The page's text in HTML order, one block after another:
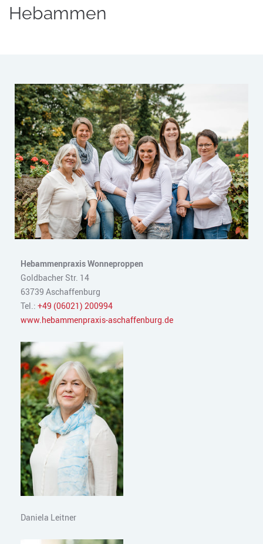
Hebammen
Hebammenpraxis Wonneproppen
Goldbacher Str. 14
63739 Aschaffenburg
Tel.: +49 (06021) 200994
www.hebammenpraxis-aschaffenburg.de
Daniela Leitner